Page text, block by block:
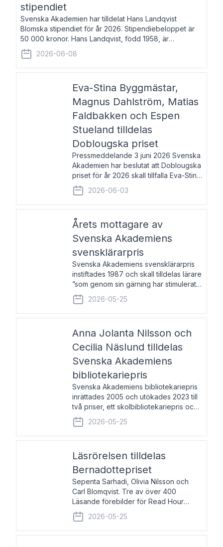
stipendiet
Svenska Akademien har tilldelat Hans Landqvist
Blomska stipendiet för år 2026. Stipendiebeloppet är
50 000 kronor. Hans Landqvist, född 1958, är
professor i svenska vid Göteborgs universitet. Han
disputerade år 2000 på avhandlingen Författn
2026-06-08
Eva-Stina Byggmästar,
Magnus Dahlström, Matias
Faldbakken och Espen
Stueland tilldelas
Doblougska priset
Pressmeddelande 3 juni 2026 Svenska
Akademien har beslutat att Doblougska
priset för år 2026 skall tillfalla Eva-Stina
Byggmästar, Magnus Dahlström, Matias
Faldbakken samt Espen Stueland.
Prisbeloppet är 200 000 svenska
2026-06-03
Årets mottagare av
Svenska Akademiens
svensklärarpris
Svenska Akademiens svensklärarpris
instiftades 1987 och skall tilldelas lärare
”som genom sin gärning har stimulerat
intresset hos unga människor för
svenska språket och litteraturen”.
Prisutdelning och samtal med
2026-05-25
Anna Jolanta Nilsson och
Cecilia Näslund tilldelas
Svenska Akademiens
bibliotekariepris
Svenska Akademiens bibliotekariepris
inrättades 2005 och utökades 2023 till
två priser, ett skolbibliotekariepris och
ett folkbibliotekariepris. Priserna skall
tilldelas bibliotekarier vid svenska folk-
och skolbibliotek som gjort värdefull
2026-05-25
Läsrörelsen tilldelas
Bernadottepriset
Sepenta Sarhadi, Olivia Nilsson och
Carl Blomqvist. Tre av över 400
Läsande förebilder för Read Hour
Sverige. Foto: Michael Wall. Den ideella
föreningen Läsrörelsen tilldelas
Bernadottepriset 2026 för att den
2026-05-25